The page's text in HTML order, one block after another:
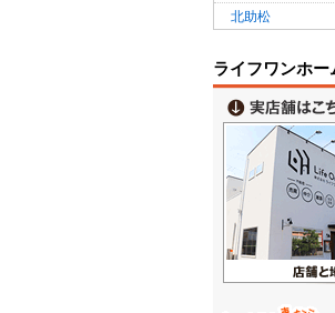
北助松
ライフワンホー